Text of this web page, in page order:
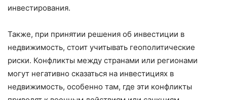
инвестирования.
Также, при принятии решения об инвестиции в
недвижимость, стоит учитывать геополитические
риски. Конфликты между странами или регионами
могут негативно сказаться на инвестициях в
недвижимость, особенно там, где эти конфликты